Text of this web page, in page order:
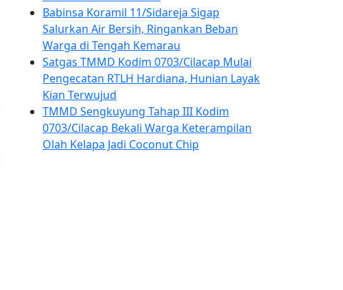
Babinsa Koramil 11/Sidareja Sigap
Salurkan Air Bersih, Ringankan Beban
Warga di Tengah Kemarau
Satgas TMMD Kodim 0703/Cilacap Mulai
Pengecatan RTLH Hardiana, Hunian Layak
Kian Terwujud
TMMD Sengkuyung Tahap III Kodim
0703/Cilacap Bekali Warga Keterampilan
Olah Kelapa Jadi Coconut Chip